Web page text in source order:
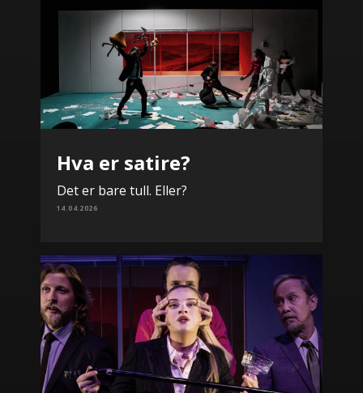
Hva er satire?
Det er bare tull. Eller?
14.04.2026